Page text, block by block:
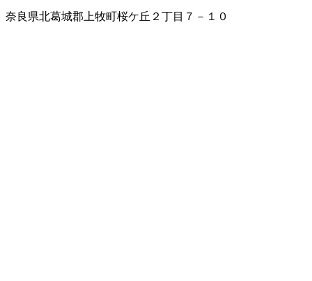
奈良県北葛城郡上牧町桜ケ丘２丁目７－１０